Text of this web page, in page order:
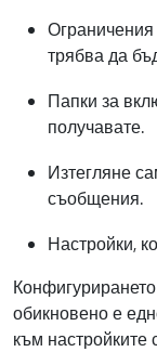
трябва да
Папки за
получавате.
Изтегляне
съобщения.
Настройки,
обикновено е
към настройките